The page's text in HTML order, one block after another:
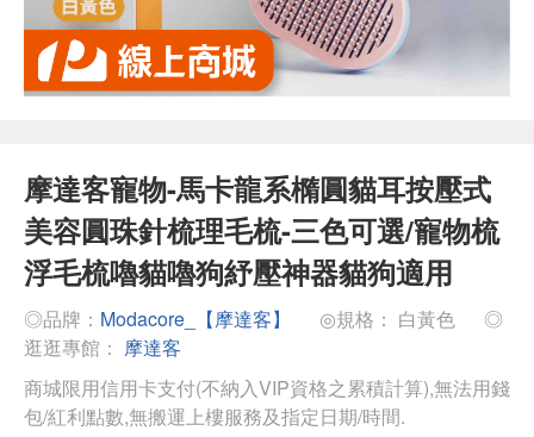
摩達客寵物-馬卡龍系橢圓貓耳按壓式
美容圓珠針梳理毛梳-三色可選/寵物梳
浮毛梳嚕貓嚕狗紓壓神器貓狗適用
◎品牌： Modacore_【摩達客】 ◎規格： 白黃色
◎
逛逛專館： 摩達客
商城限用信用卡支付(不納入VIP資格之累積計算),無法用錢
包/紅利點數,無搬運上樓服務及指定日期/時間.